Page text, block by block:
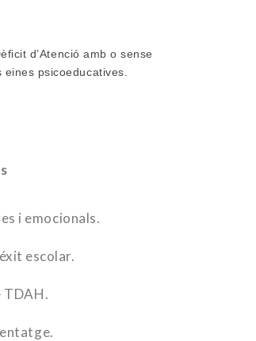
d’Atenció amb o sense
psicoeducatives.
i emocionals.
escolar.
TDAH.